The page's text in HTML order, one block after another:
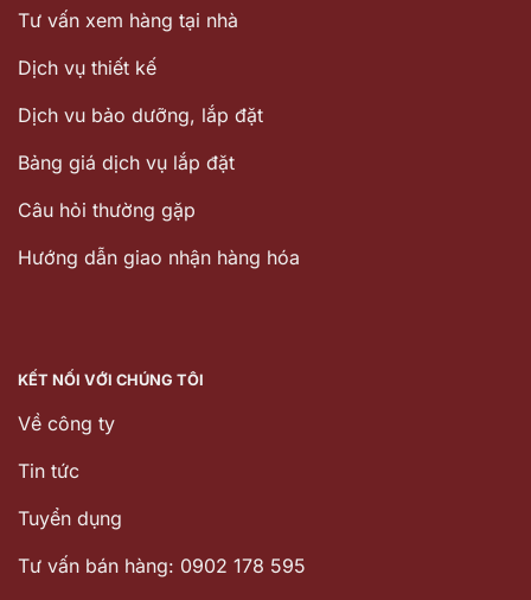
Tư vấn xem hàng tại nhà
Dịch vụ thiết kế
Dịch vu bảo dưỡng, lắp đặt
Bảng giá dịch vụ lắp đặt
Câu hỏi thường gặp
Hướng dẫn giao nhận hàng hóa
KẾT NỐI VỚI CHÚNG TÔI
Về công ty
Tin tức
Tuyển dụng
Tư vấn bán hàng: 0902 178 595